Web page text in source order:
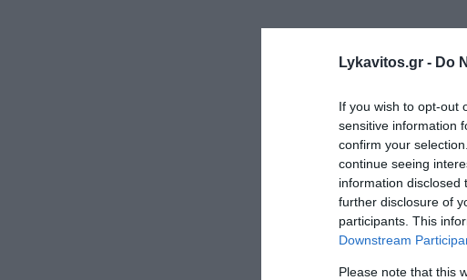
Lykavitos.gr - Do
If you wish to opt-out
sensitive information
confirm your
continue seeing
information disclosed
further disclosure of
participants. This
Downstream
Please note that this